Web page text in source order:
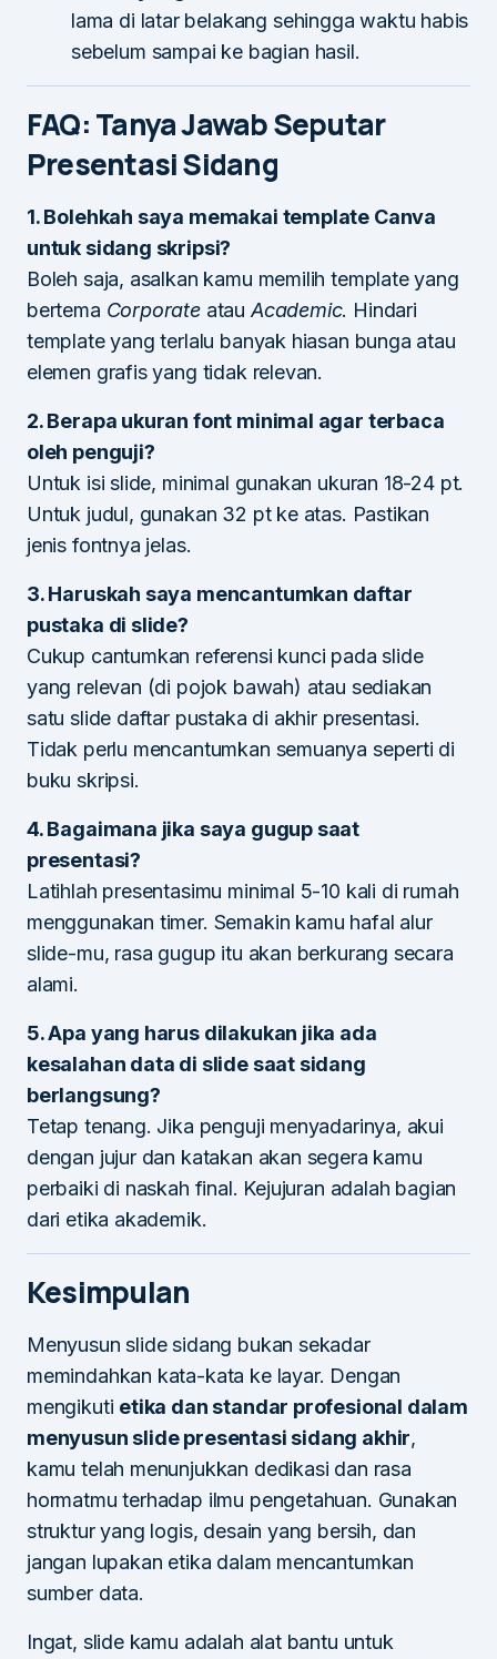
lama di latar belakang sehingga waktu habis
sebelum sampai ke bagian hasil.
FAQ: Tanya Jawab Seputar
Presentasi Sidang
1. Bolehkah saya memakai template Canva
untuk sidang skripsi?
Boleh saja, asalkan kamu memilih template yang
bertema Corporateatau Academic. Hindari
template yang terlalu banyak hiasan bunga atau
elemen grafis yang tidak relevan.
2. Berapa ukuran font minimal agar terbaca
oleh penguji?
Untuk isi slide, minimal gunakan ukuran 18-24 pt.
Untuk judul, gunakan 32 pt ke atas. Pastikan
jenis fontnya jelas.
3. Haruskah saya mencantumkan daftar
pustaka di slide?
Cukup cantumkan referensi kunci pada slide
yang relevan (di pojok bawah) atau sediakan
satu slide daftar pustaka di akhir presentasi.
Tidak perlu mencantumkan semuanya seperti di
buku skripsi.
4. Bagaimana jika saya gugup saat
presentasi?
Latihlah presentasimu minimal 5-10 kali di rumah
menggunakan timer. Semakin kamu hafal alur
slide-mu, rasa gugup itu akan berkurang secara
alami.
5. Apa yang harus dilakukan jika ada
kesalahan data di slide saat sidang
berlangsung?
Tetap tenang. Jika penguji menyadarinya, akui
dengan jujur dan katakan akan segera kamu
perbaiki di naskah final. Kejujuran adalah bagian
dari etika akademik.
Kesimpulan
Menyusun slide sidang bukan sekadar
memindahkan kata-kata ke layar. Dengan
mengikuti etika dan standar profesional dalam
menyusun slide presentasi sidang akhir,
kamu telah menunjukkan dedikasi dan rasa
hormatmu terhadap ilmu pengetahuan. Gunakan
struktur yang logis, desain yang bersih, dan
jangan lupakan etika dalam mencantumkan
sumber data.
Ingat, slide kamu adalah alat bantu untuk